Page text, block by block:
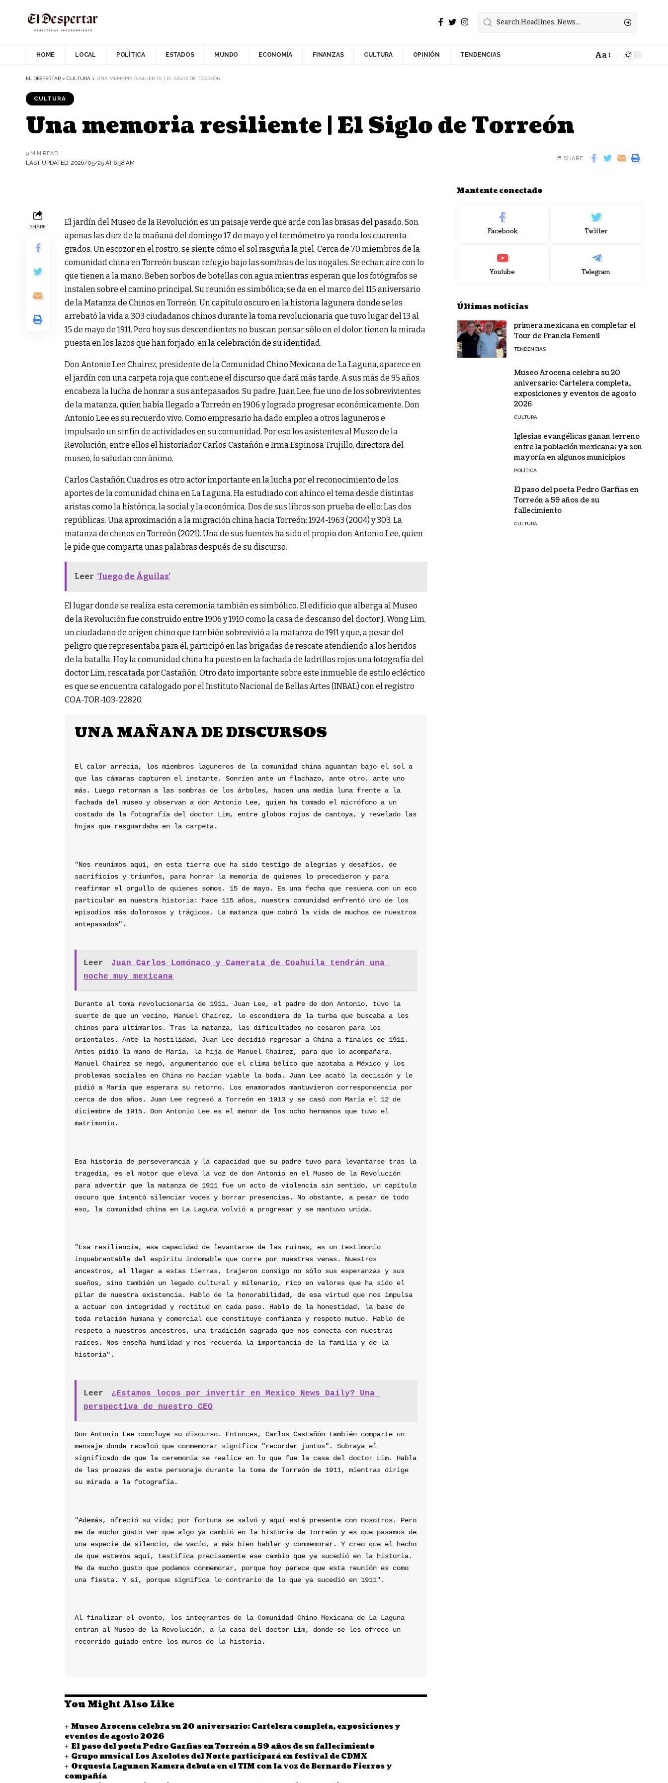
HOME LOCAL POLÍTICA ESTADOS MUNDO ECONOMÍA FINANZAS CULTURA OPINIÓN TENDENCIAS Aa
EL DESPERTAR > CULTURA > UNA MEMORIA RESILIENTE | EL SIGLO DE TORREÓN
CULTURA
Una memoria resiliente | El Siglo de Torreón
LAST UPDATED: 2026/05/25 AT 6:58 AM
9 MIN READ
SHARE
SHARE
El jardín del Museo de la Revolución es un paisaje verde que arde con las brasas del pasado. Son
apenas las diez de la mañana del domingo 17 de mayo y el termómetro ya ronda los cuarenta
grados. Un escozor en el rostro, se siente cómo el sol rasguña la piel. Cerca de 70 miembros de la
comunidad china en Torreón buscan refugio bajo las sombras de los nogales. Se echan aire con lo
que tienen a la mano. Beben sorbos de botellas con agua mientras esperan que los fotógrafos se
instalen sobre el camino principal. Su reunión es simbólica; se da en el marco del 115 aniversario
de la Matanza de Chinos en Torreón. Un capítulo oscuro en la historia lagunera donde se les
arrebató la vida a 303 ciudadanos chinos durante la toma revolucionaria que tuvo lugar del 13 al
15 de mayo de 1911. Pero hoy sus descendientes no buscan pensar sólo en el dolor, tienen la mirada
puesta en los lazos que han forjado, en la celebración de su identidad.
Don Antonio Lee Chairez, presidente de la Comunidad Chino Mexicana de La Laguna, aparece en
el jardín con una carpeta roja que contiene el discurso que dará más tarde. A sus más de 95 años
encabeza la lucha de honrar a sus antepasados. Su padre, Juan Lee, fue uno de los sobrevivientes
de la matanza, quien había llegado a Torreón en 1906 y logrado progresar económicamente. Don
Antonio Lee es su recuerdo vivo. Como empresario ha dado empleo a otros laguneros e
impulsado un sinfín de actividades en su comunidad. Por eso los asistentes al Museo de la
Revolución, entre ellos el historiador Carlos Castañón e Irma Espinosa Trujillo, directora del
museo, lo saludan con ánimo.
Carlos Castañón Cuadros es otro actor importante en la lucha por el reconocimiento de los
aportes de la comunidad china en La Laguna. Ha estudiado con ahínco el tema desde distintas
aristas como la histórica, la social y la económica. Dos de sus libros son prueba de ello: Las dos
repúblicas. Una aproximación a la migración china hacia Torreón: 1924-1963 (2004) y 303. La
matanza de chinos en Torreón (2021). Una de sus fuentes ha sido el propio don Antonio Lee, quien
le pide que comparta unas palabras después de su discurso.
Leer ‘Juego de Águilas’
El lugar donde se realiza esta ceremonia también es simbólico. El edificio que alberga al Museo
de la Revolución fue construido entre 1906 y 1910 como la casa de descanso del doctor J. Wong Lim,
un ciudadano de origen chino que también sobrevivió a la matanza de 1911 y que, a pesar del
peligro que representaba para él, participó en las brigadas de rescate atendiendo a los heridos
de la batalla. Hoy la comunidad china ha puesto en la fachada de ladrillos rojos una fotografía del
doctor Lim, rescatada por Castañón. Otro dato importante sobre este inmueble de estilo ecléctico
es que se encuentra catalogado por el Instituto Nacional de Bellas Artes (INBAL) con el registro
COA-TOR-103-22820.
UNA MAÑANA DE DISCURSOS
El calor arrecia, los miembros laguneros de la comunidad china aguantan bajo el sol a
que las cámaras capturen el instante. Sonríen ante un flachazo, ante otro, ante uno
más. Luego retornan a las sombras de los árboles, hacen una media luna frente a la
fachada del museo y observan a don Antonio Lee, quien ha tomado el micrófono a un
costado de la fotografía del doctor Lim, entre globos rojos de cantoya, y revelado las
hojas que resguardaba en la carpeta.
"Nos reunimos aquí, en esta tierra que ha sido testigo de alegrías y desafíos, de
sacrificios y triunfos, para honrar la memoria de quienes lo precedieron y para
reafirmar el orgullo de quienes somos. 15 de mayo. Es una fecha que resuena con un eco
particular en nuestra historia: hace 115 años, nuestra comunidad enfrentó uno de los
episodios más dolorosos y trágicos. La matanza que cobró la vida de muchos de nuestros
antepasados".
Leer
Juan Carlos Lomónaco y Camerata de Coahuila tendrán una
noche muy mexicana
Durante al toma revolucionaria de 1911, Juan Lee, el padre de don Antonio, tuvo la
suerte de que un vecino, Manuel Chairez, lo escondiera de la turba que buscaba a los
chinos para ultimarlos. Tras la matanza, las dificultades no cesaron para los
orientales. Ante la hostilidad, Juan Lee decidió regresar a China a finales de 1911.
Antes pidió la mano de María, la hija de Manuel Chairez, para que lo acompañara.
Manuel Chairez se negó, argumentando que el clima bélico que azotaba a México y los
problemas sociales en China no hacían viable la boda. Juan Lee acató la decisión y le
pidió a María que esperara su retorno. Los enamorados mantuvieron correspondencia por
cerca de dos años. Juan Lee regresó a Torreón en 1913 y se casó con María el 12 de
diciembre de 1915. Don Antonio Lee es el menor de los ocho hermanos que tuvo el
matrimonio.
Esa historia de perseverancia y la capacidad que su padre tuvo para levantarse tras la
tragedia, es el motor que eleva la voz de don Antonio en el Museo de la Revolución
para advertir que la matanza de 1911 fue un acto de violencia sin sentido, un capítulo
oscuro que intentó silenciar voces y borrar presencias. No obstante, a pesar de todo
eso, la comunidad china en La Laguna volvió a progresar y se mantuvo unida.
"Esa resiliencia, esa capacidad de levantarse de las ruinas, es un testimonio
inquebrantable del espíritu indomable que corre por nuestras venas. Nuestros
ancestros, al llegar a estas tierras, trajeron consigo no sólo sus esperanzas y sus
sueños, sino también un legado cultural y milenario, rico en valores que ha sido el
pilar de nuestra existencia. Hablo de la honorabilidad, de esa virtud que nos impulsa
a actuar con integridad y rectitud en cada paso. Hablo de la honestidad, la base de
toda relación humana y comercial que constituye confianza y respeto mutuo. Hablo de
respeto a nuestros ancestros, una tradición sagrada que nos conecta con nuestras
raíces. Nos enseña humildad y nos recuerda la importancia de la familia y de la
historia".
Leer
¿Estamos locos por invertir en Mexico News Daily? Una
perspectiva de nuestro CEO
Don Antonio Lee concluye su discurso. Entonces, Carlos Castañón también comparte un
mensaje donde recalcó que conmemorar significa "recordar juntos". Subraya el
significado de que la ceremonia se realice en lo que fue la casa del doctor Lim. Habla
de las proezas de este personaje durante la toma de Torreón de 1911, mientras dirige
su mirada a la fotografía.
"Además, ofreció su vida; por fortuna se salvó y aquí está presente con nosotros. Pero
me da mucho gusto ver que algo ya cambió en la historia de Torreón y es que pasamos de
una especie de silencio, de vacío, a más bien hablar y conmemorar. Y creo que el hecho
de que estemos aquí, testifica precisamente ese cambio que ya sucedió en la historia.
Me da mucho gusto que podamos conmemorar, porque hoy parece que esta reunión es como
una fiesta. Y sí, porque significa lo contrario de lo que ya sucedió en 1911".
Al finalizar el evento, los integrantes de la Comunidad Chino Mexicana de La Laguna
entran al Museo de la Revolución, a la casa del doctor Lim, donde se les ofrece un
recorrido guiado entre los muros de la historia.
You Might Also Like
Museo Arocena celebra su 20 aniversario: Cartelera completa, exposiciones y
eventos de agosto 2026
El paso del poeta Pedro Garfias en Torreón a 59 años de su fallecimiento
Grupo musical Los Axolotes del Norte participará en festival de CDMX
Orquesta Lagunen Kamera debuta en el TIM con la voz de Bernardo Fierros y
compañía
Mantente conectado
Facebook Twitter
Youtube Telegram
Últimas noticias
primera mexicana en completar el
Tour de Francia Femenil
TENDENCIAS
Museo Arocena celebra su 20
aniversario: Cartelera completa,
exposiciones y eventos de agosto
2026
CULTURA
Iglesias evangélicas ganan terreno
entre la población mexicana; ya son
mayoría en algunos municipios
POLÍTICA
El paso del poeta Pedro Garfias en
Torreón a 59 años de su
fallecimiento
CULTURA